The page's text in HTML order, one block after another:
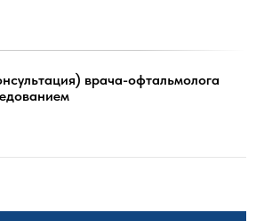
врача-офтальмолога